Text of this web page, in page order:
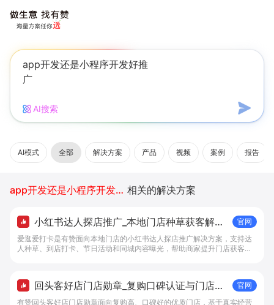
AI搜索
AI模式 全部 解决方案 产品 视频 案例 报告
app开发还是小程序开发好推广 相关的解决方案
小红书达人探店推广_本地门店种草获客解决
方案 - 做生意, 找有赞
官网
爱逛爱打卡是有赞面向本地门店的小红书达人探店推广解决方案，支持达
人种草、到店打卡、节日活动和同城内容曝光，帮助商家提升门店获客与
回头客好店门店勋章_复购口碑认证与门店曝
光解决方案 - 做生意, 找有赞
官网
有赞回头客好店门店勋章面向复购高、口碑好的优质门店，基于真实经营